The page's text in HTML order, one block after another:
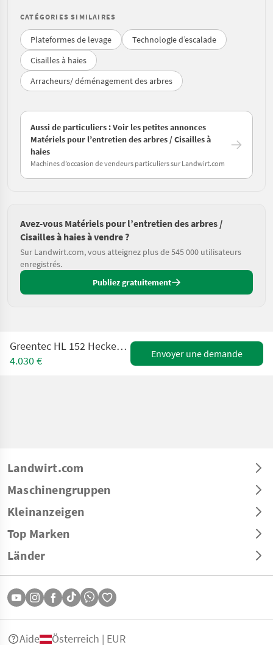
CATÉGORIES SIMILAIRES
Plateformes de levage
Technologie d’escalade
Cisailles à haies
Arracheurs/ déménagement des arbres
Aussi de particuliers : Voir les petites annonces
Matériels pour l’entretien des arbres / Cisailles à
haies
Machines d’occasion de vendeurs particuliers sur Landwirt.com
Avez-vous Matériels pour l’entretien des arbres /
Cisailles à haies à vendre ?
Sur Landwirt.com, vous atteignez plus de 545 000 utilisateurs
enregistrés.
Publiez gratuitement
Greentec HL 152 Heckenschere /Astschere für Bagger
4.030 €
Envoyer une demande
Landwirt.com
Maschinengruppen
Kleinanzeigen
Top Marken
Länder
Aide Österreich | EUR